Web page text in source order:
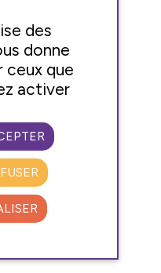
SANITAIRES
des
donne
ceux que
activer